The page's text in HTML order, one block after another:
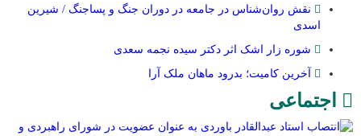
نقش روان‌شناس در جامعه در دوران جنگ و پساجنگ / شیرین
اسدی
شوره زار اشک اثر دکتر سیده نجمه سعدی
​آخرین کامیت؛ بدرود ماهان ملک آرا
اجتماعی